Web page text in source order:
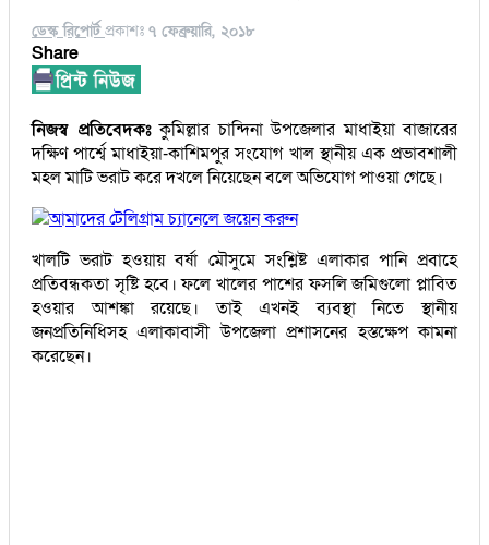
ডেস্ক রিপোর্ট প্রকাশঃ ৭ ফেব্রুয়ারি, ২০১৮
Share
নিজস্ব প্রতিবেদকঃকুমিল্লার চান্দিনা উপজেলার মাধাইয়া বাজারের
দক্ষিণ পার্শ্বে মাধাইয়া-কাশিমপুর সংযোগ খাল স্থানীয় এক প্রভাবশালী
মহল মাটি ভরাট করে দখলে নিয়েছেন বলে অভিযোগ পাওয়া গেছে।
আমাদের টেলিগ্রাম চ্যানেলে জয়েন করুন
খালটি ভরাট হওয়ায় বর্ষা মৌসুমে সংশ্লিষ্ট এলাকার পানি প্রবাহে
প্রতিবন্ধকতা সৃষ্টি হবে। ফলে খালের পাশের ফসলি জমিগুলো প্লাবিত
হওয়ার আশঙ্কা রয়েছে। তাই এখনই ব্যবস্থা নিতে স্থানীয়
জনপ্রতিনিধিসহ এলাকাবাসী উপজেলা প্রশাসনের হস্তক্ষেপ কামনা
করেছেন।